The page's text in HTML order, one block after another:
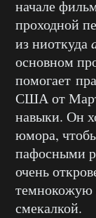
начале
проходной
из ниоткуда
основном
помогает
США от
навыки. Он
юмора,
пафосными
очень
темнокожую
смекалкой.